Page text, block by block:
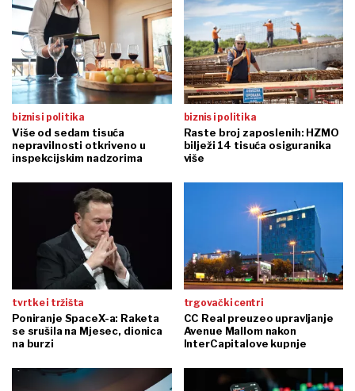
biznis i politika
Više od sedam tisuća
nepravilnosti otkriveno u
inspekcijskim nadzorima
biznis i politika
Raste broj zaposlenih: HZMO
bilježi 14 tisuća osiguranika
više
tvrtke i tržišta
Poniranje SpaceX-a: Raketa
se srušila na Mjesec, dionica
na burzi
trgovački centri
CC Real preuzeo upravljanje
Avenue Mallom nakon
InterCapitalove kupnje